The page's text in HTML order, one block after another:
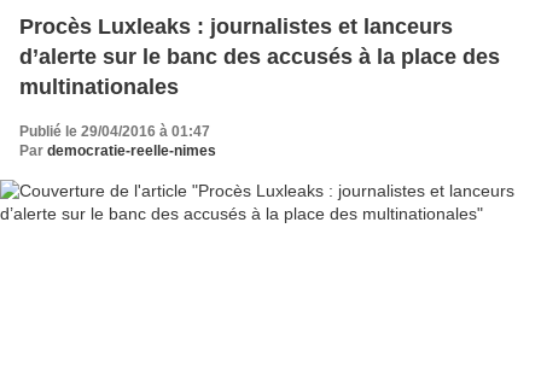
Procès Luxleaks : journalistes et lanceurs
d’alerte sur le banc des accusés à la place des
multinationales
Publié le 29/04/2016 à 01:47
Par democratie-reelle-nimes